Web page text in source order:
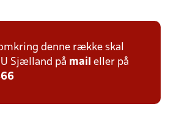
denne række skal
Sjælland på mail eller på